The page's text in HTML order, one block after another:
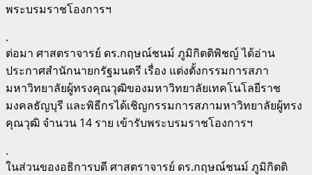
พระบรมราชโองการฯ
.
ต่อมา ศาสตราจารย์ ดร.กฤษณ์ชนม์ ภูมิกิตติพิชญ์ ได้อ่าน
ประกาศสำนักนายกรัฐมนตรี เรื่อง แต่งตั้งกรรมการสภา
มหาวิทยาลัยผู้ทรงคุณวุฒิของมหาวิทยาลัยเทคโนโลยีราช
มงคลธัญบุรี และพิธีกรได้เชิญกรรมการสภามหาวิทยาลัยผู้ทรง
คุณวุฒิ จำนวน 14 ราย เข้ารับพระบรมราชโองการฯ
.
ในส่วนของอธิการบดี ศาสตราจารย์ ดร.กฤษณ์ชนม์ ภูมิกิตติ